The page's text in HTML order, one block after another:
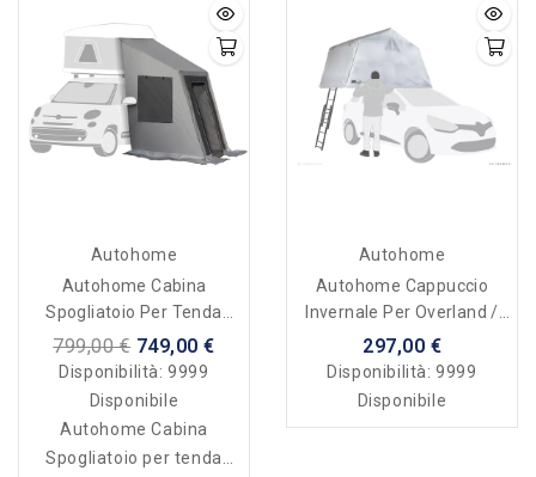
Autohome
Autohome Cabina
Spogliatoio Per Tenda
Maggiolina 4 X 4
799,00 € 749,00 €
Disponibilità:9999
Disponibile
Autohome Cabina
Spogliatoio per tenda
Autohome
Autohome Cappuccio
Invernale Per Overland /
Air Camping
297,00 €
Disponibilità:9999
Disponibile